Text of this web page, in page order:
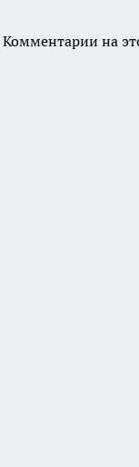
Комментарии на